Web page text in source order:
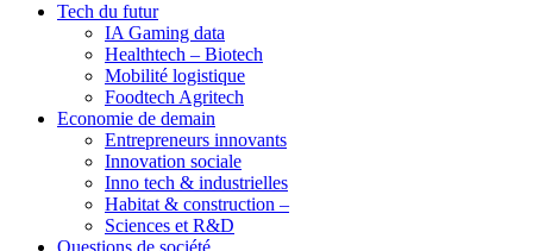
Tech du futur
IA Gaming data
Healthtech – Biotech
Mobilité logistique
Foodtech Agritech
Economie de demain
Entrepreneurs innovants
Innovation sociale
Inno tech & industrielles
Habitat & construction –
Sciences et R&D
Questions de société